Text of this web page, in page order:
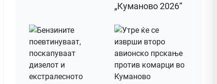
„Куманово 2026“